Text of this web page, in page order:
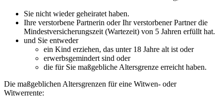
Sie nicht wieder geheiratet haben.
Ihre verstorbene Partnerin oder Ihr verstorbener Partner die
Mindestversicherungszeit (Wartezeit) von 5 Jahren erfüllt hat.
und Sie entweder
ein Kind erziehen, das unter 18 Jahre alt ist oder
erwerbsgemindert sind oder
die für Sie maßgebliche Altersgrenze erreicht haben.
Die maßgeblichen Altersgrenzen für eine Witwen- oder
Witwerrente: